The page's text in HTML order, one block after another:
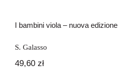
I bambini viola – nuova edizione
S. Galasso
49,60 zł